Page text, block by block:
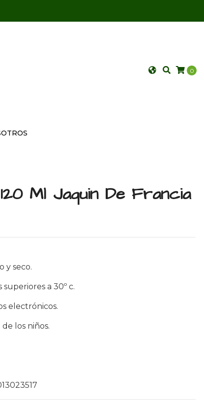
0
Ml Jaquin De Francia
y seco.
a 30º c.
electrónicos.
los niños.